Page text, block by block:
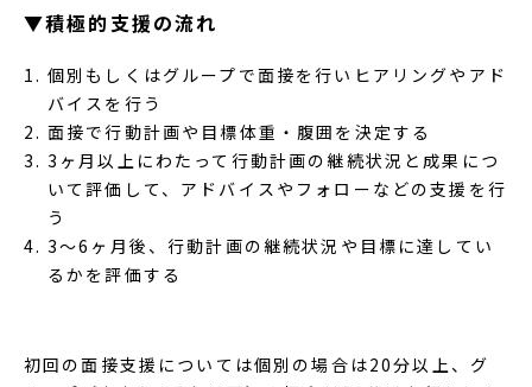
▼積極的支援の流れ
個別もしくはグループで面接を行いヒアリングやアド
バイスを行う
面接で行動計画や目標体重・腹囲を決定する
3ヶ月以上にわたって行動計画の継続状況と成果につ
いて評価して、アドバイスやフォローなどの支援を行
う
3～6ヶ月後、行動計画の継続状況や目標に達してい
るかを評価する
初回の面接支援については個別の場合は20分以上、グ